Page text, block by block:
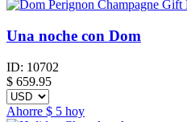
Una noche con Dom
ID: 10702
$ 659.95
Ahorre $ 5 hoy